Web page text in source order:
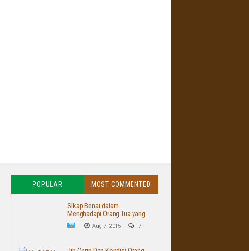
POPULAR MOST COMMENTED
Sikap Benar dalam
Menghadapi Orang Tua yang
Buruk dan Kasar
Aug 7, 2015 7